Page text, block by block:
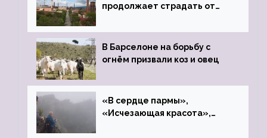
продолжает страдать от
В Барселоне на борьбу с
огнём призвали коз и овец
«В сердце пармы»,
«Исчезающая красота»,